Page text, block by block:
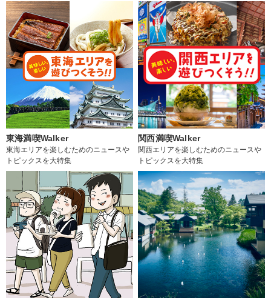
東海満喫Walker
東海エリアを楽しむためのニュースや
トピックスを大特集
関西満喫Walker
関西エリアを楽しむためのニュースや
トピックスを大特集